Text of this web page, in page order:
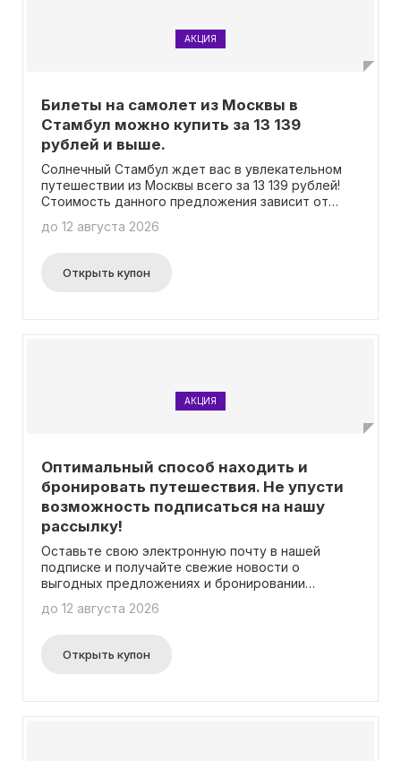
АКЦИЯ
Билеты на самолет из Москвы в
Стамбул можно купить за 13 139
рублей и выше.
Солнечный Стамбул ждет вас в увлекательном
путешествии из Москвы всего за 13 139 рублей!
Стоимость данного предложения зависит от
выгодный билет можно без необходимости
до 12 августа 2026
Открыть купон
АКЦИЯ
Оптимальный способ находить и
бронировать путешествия. Не упусти
возможность подписаться на нашу
рассылку!
Оставьте свою электронную почту в нашей
подписке и получайте свежие новости о
выгодных предложениях и бронировании
курсе самой важной информации. Больше
до 12 августа 2026
Открыть купон